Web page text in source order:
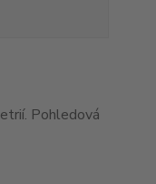
Pohledová